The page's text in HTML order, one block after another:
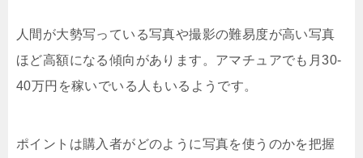
人間が大勢写っている写真や撮影の難易度が高い写真
ほど高額になる傾向があります。アマチュアでも月30-
40万円を稼いでいる人もいるようです。
ポイントは購入者がどのように写真を使うのかを把握